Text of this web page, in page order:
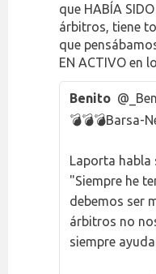
que HABÍA
árbitros, tiene
que
EN ACTIVO en
Benito
💣💣💣Barsa-
Laporta habla
"Siempre he
debemos ser
árbitros no
siempre